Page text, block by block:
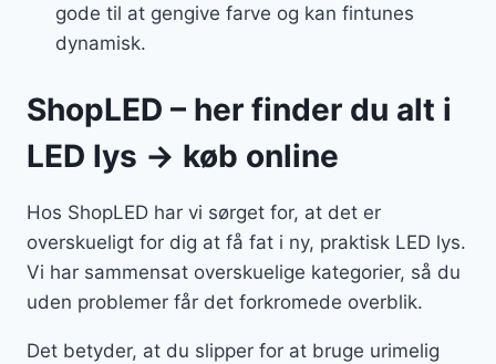
gode til at gengive farve og kan fintunes
dynamisk.
ShopLED – her finder du alt i
LED lys → køb online
Hos ShopLED har vi sørget for, at det er
overskueligt for dig at få fat i ny, praktisk LED lys.
Vi har sammensat overskuelige kategorier, så du
uden problemer får det forkromede overblik.
Det betyder, at du slipper for at bruge urimelig